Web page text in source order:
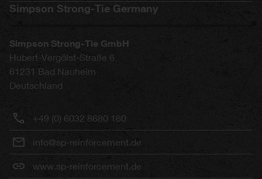
Simpson Strong-Tie Germany
Simpson Strong-Tie GmbH
Hubert-Vergölst-Straße 6
61231 Bad Nauheim
Deutschland
+49 (0) 6032 8680 160
info@sp-reinforcement.de
www.sp-reinforcement.de